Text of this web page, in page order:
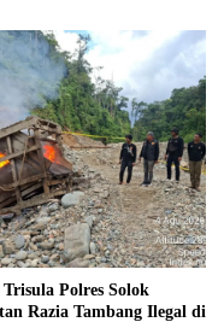
Polres Solok
Razia Tambang Ilegal di